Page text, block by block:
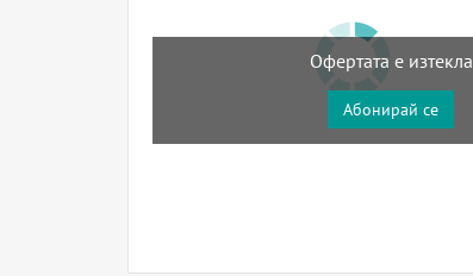
Офертата е изтекла
Абонирай се